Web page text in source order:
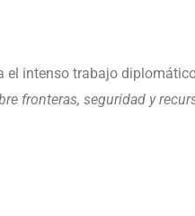
el intenso trabajo
fronteras, seguridad y